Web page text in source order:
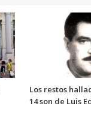
Los restos
14 son de Luis